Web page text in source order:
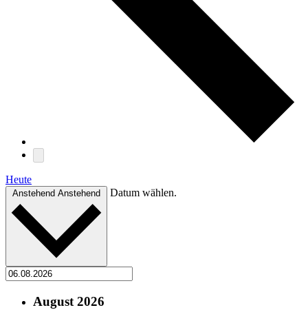
Heute
Anstehend Anstehend Datum wählen.
August 2026